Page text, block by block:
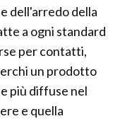
dell'arredo della
a ogni standard
per contatti,
un prodotto
più diffuse nel
e quella